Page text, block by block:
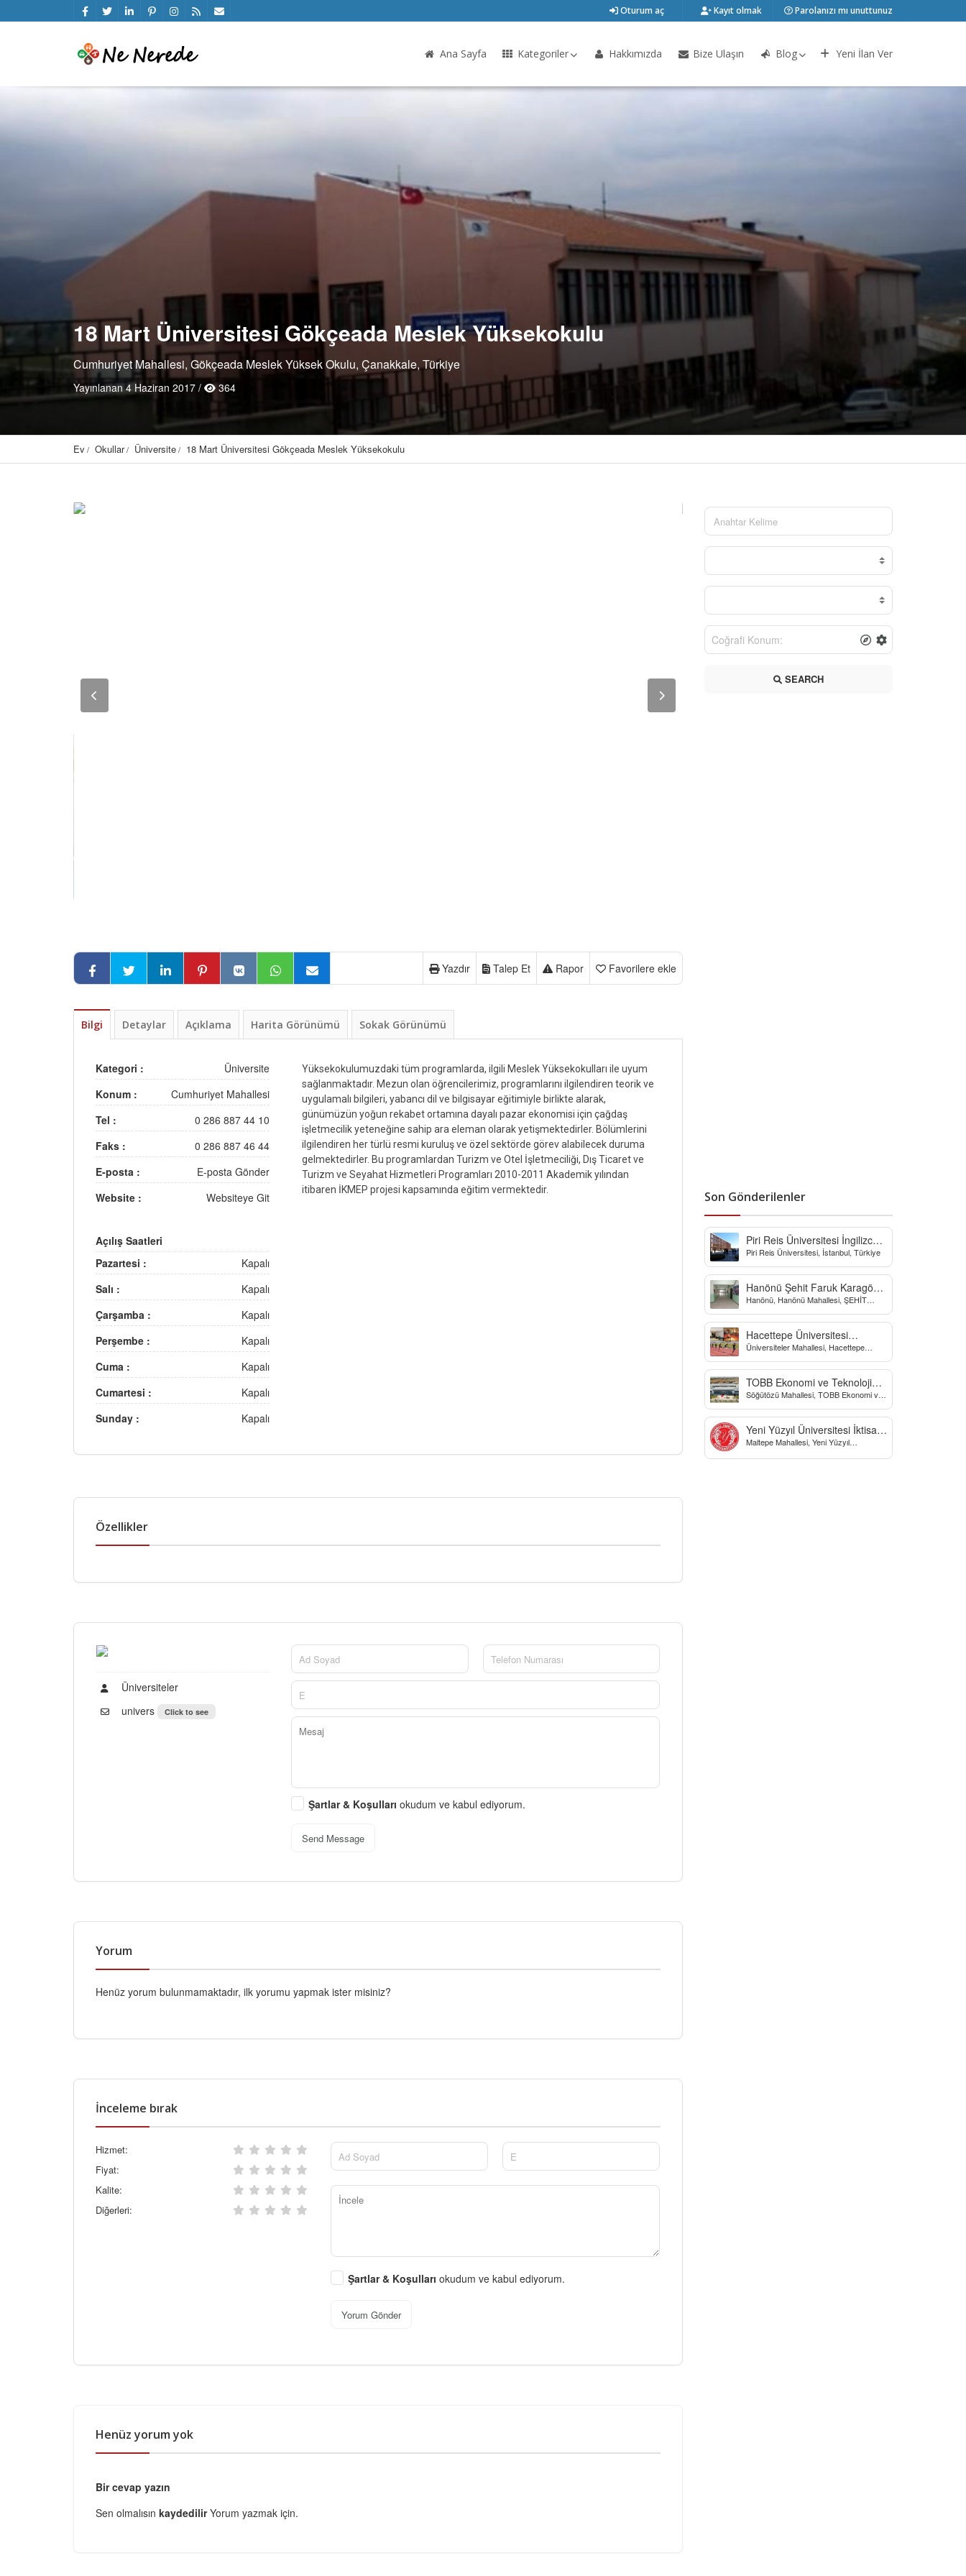
Oturum aç Kayıt olmak Parolanızı mı unuttunuz
Ana Sayfa Kategoriler Hakkımızda Bize Ulaşın Blog Yeni İlan Ver
18 Mart Üniversitesi Gökçeada Meslek Yüksekokulu
Cumhuriyet Mahallesi, Gökçeada Meslek Yüksek Okulu, Çanakkale, Türkiye
Yayınlanan 4 Haziran 2017 / 364
Ev Okullar Üniversite 18 Mart Üniversitesi Gökçeada Meslek Yüksekokulu
Favorilere ekle
Rapor
Talep Et
Yazdır
Bilgi Detaylar Açıklama Harita Görünümü Sokak Görünümü
Kategori :
Üniversite
Konum :
Cumhuriyet Mahallesi
Tel :
0 286 887 44 10
Faks :
0 286 887 46 44
E-posta :
E-posta Gönder
Website :
Websiteye Git
Açılış Saatleri
Pazartesi :
Kapalı
Salı :
Kapalı
Çarşamba :
Kapalı
Perşembe :
Kapalı
Cuma :
Kapalı
Cumartesi :
Kapalı
Sunday :
Kapalı
Yüksekokulumuzdaki tüm programlarda, ilgili Meslek Yüksekokulları ile uyum
sağlanmaktadır. Mezun olan öğrencilerimiz, programlarını ilgilendiren teorik ve
uygulamalı bilgileri, yabancı dil ve bilgisayar eğitimiyle birlikte alarak,
günümüzün yoğun rekabet ortamına dayalı pazar ekonomisi için çağdaş
işletmecilik yeteneğine sahip ara eleman olarak yetişmektedirler. Bölümlerini
ilgilendiren her türlü resmi kuruluş ve özel sektörde görev alabilecek duruma
gelmektedirler. Bu programlardan Turizm ve Otel İşletmeciliği, Dış Ticaret ve
Turizm ve Seyahat Hizmetleri Programları 2010-2011 Akademik yılından
itibaren İKMEP projesi kapsamında eğitim vermektedir.
Özellikler
Üniversiteler
univers
Click to see
Şartlar & Koşulları okudum ve kabul ediyorum.
Send Message
Yorum
Henüz yorum bulunmamaktadır, ilk yorumu yapmak ister misiniz?
İnceleme bırak
Hizmet:
Fiyat:
Kalite:
Diğerleri:
Şartlar & Koşullarıokudum ve kabul ediyorum.
Yorum Gönder
Henüz yorum yok
Bir cevap yazın
Sen olmalısın kaydedilirYorum yazmak için.
SEARCH
Son Gönderilenler
Piri Reis Üniversitesi İngilizce
Hazırlık Bölümü
Piri Reis Üniversitesi, İstanbul, Türkiye
Hanönü Şehit Faruk Karagöz
Yatılı Bölge Ortaokulu
Hanönü, Hanönü Mahallesi, ŞEHİT
Sokak, Kastamonu, Türkiye
Hacettepe Üniversitesi
Biyomekanik Laboratuvarı
Üniversiteler Mahallesi, Hacettepe
Yo, Çankaya/Ankara, Türkiye
TOBB Ekonomi ve Teknoloji
Üniversitesi
Söğütözü Mahallesi, TOBB Ekonomi ve
Caddesi, Ankara, Türkiye
Yeni Yüzyıl Üniversitesi İktisadi
ve İdari Bilimler Fakültesi
Maltepe Mahallesi, Yeni Yüzyıl